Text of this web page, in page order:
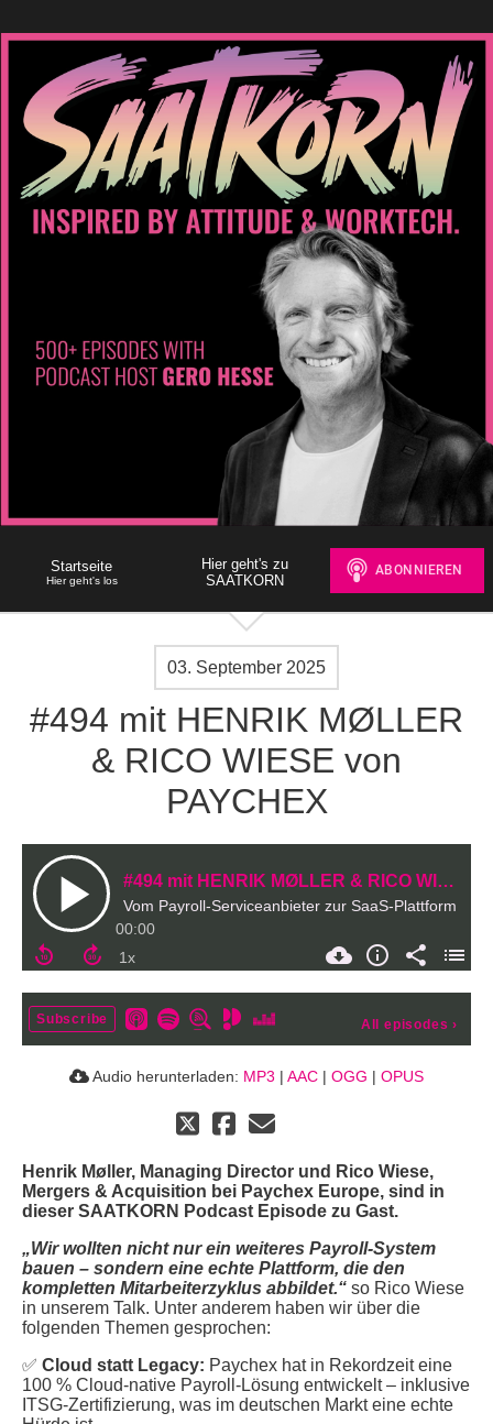
Startseite
Hier geht's los
Hier geht's zu
SAATKORN
03. September 2025
#494 mit HENRIK MØLLER
& RICO WIESE von
PAYCHEX
#494 mit HENRIK MØLLER & RICO WIESE von PAYCHEX
Vom Payroll-Serviceanbieter zur SaaS-Plattform
00:00
Subscribe All episodes ›
Audio herunterladen: MP3 | AAC | OGG | OPUS
Henrik Møller, Managing Director und Rico Wiese,
Mergers & Acquisition bei Paychex Europe, sind in
dieser SAATKORN Podcast Episode zu Gast.
„Wir wollten nicht nur ein weiteres Payroll-System
bauen – sondern eine echte Plattform, die den
kompletten Mitarbeiterzyklus abbildet.“ so Rico Wiese
in unserem Talk. Unter anderem haben wir über die
folgenden Themen gesprochen:
✅ Cloud statt Legacy: Paychex hat in Rekordzeit eine
100 % Cloud-native Payroll-Lösung entwickelt – inklusive
ITSG-Zertifizierung, was im deutschen Markt eine echte